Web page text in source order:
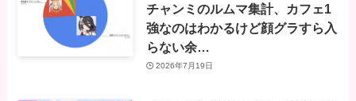
チャンミのルムマ集計、カフェ1
強なのはわかるけど顔グラすら入
らない余…
2026年7月19日